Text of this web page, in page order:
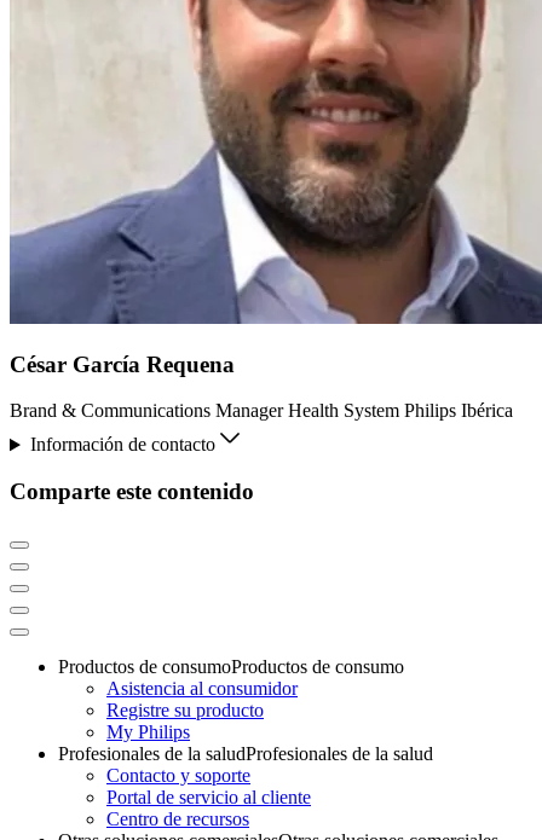
César García Requena
Brand & Communications Manager Health System Philips Ibérica
Información de contacto
Comparte este contenido
Productos de consumoProductos de consumo
Asistencia al consumidor
Registre su producto
My Philips
Profesionales de la saludProfesionales de la salud
Contacto y soporte
Portal de servicio al cliente
Centro de recursos